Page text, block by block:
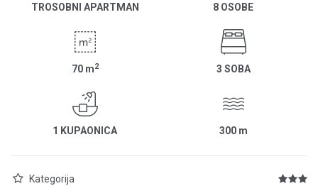
TROSOBNI APARTMAN 8 OSOBE
70 m2 3 SOBA
1 KUPAONICA 300 m
Kategorija